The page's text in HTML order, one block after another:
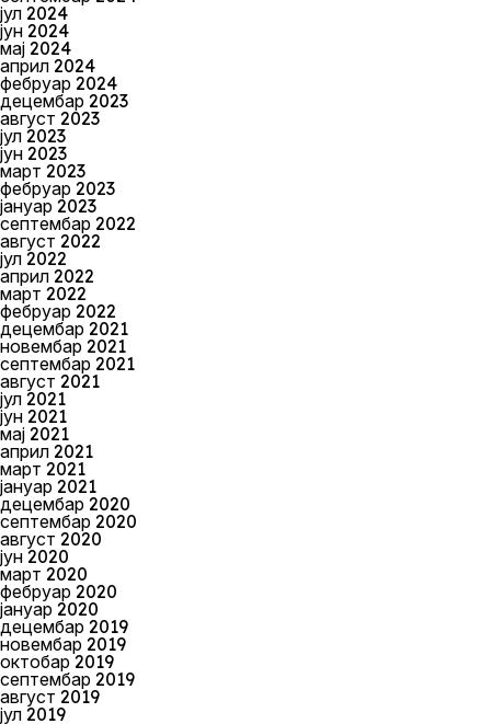
јул 2024
јун 2024
мај 2024
април 2024
фебруар 2024
децембар 2023
август 2023
јул 2023
јун 2023
март 2023
фебруар 2023
јануар 2023
септембар 2022
август 2022
јул 2022
април 2022
март 2022
фебруар 2022
децембар 2021
новембар 2021
септембар 2021
август 2021
јул 2021
јун 2021
мај 2021
април 2021
март 2021
јануар 2021
децембар 2020
септембар 2020
август 2020
јун 2020
март 2020
фебруар 2020
јануар 2020
децембар 2019
новембар 2019
октобар 2019
септембар 2019
август 2019
јул 2019